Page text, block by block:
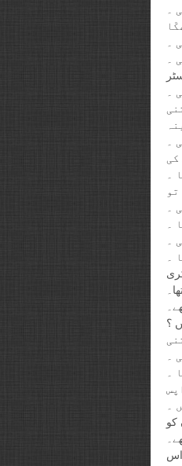
۔
۔
۔
۔
۔
۔
۔
۔
؟
۔
۔
۔
کو
اس